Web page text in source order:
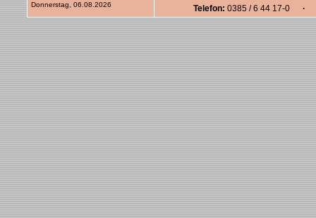
Donnerstag, 06.08.2026 Telefon: 0385 / 6 44 17-0 ·